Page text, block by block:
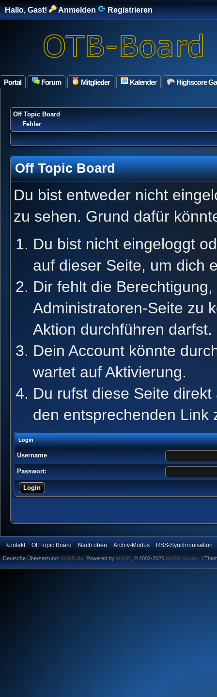
Hallo, Gast! Anmelden Registrieren
Portal Forum Mitglieder Kalender Highscore
Off Topic Board
Fehler
Off Topic Board
Du bist entweder nicht
zu sehen. Grund dafür
Du bist nicht eingeloggt
auf dieser Seite, um dich
Dir fehlt die
Administratoren-Seite zu
Aktion durchführen darfst.
Dein Account könnte
wartet auf Aktivierung.
Du rufst diese Seite
den entsprechenden Link
Login
Username
Passwort:
Kontakt Off Topic Board Nach oben Archiv-Modus RSS-Synchronisation
Deutsche Übersetzung: MyBB.de , Powered by MyBB , © 2002-2026 MyBB Group |